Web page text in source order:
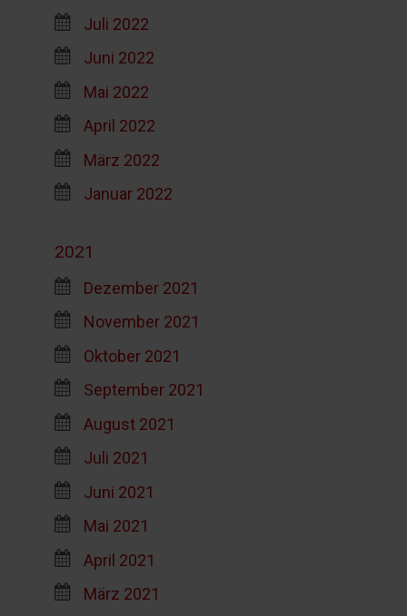
Juli 2022
Juni 2022
Mai 2022
April 2022
März 2022
Januar 2022
2021
Dezember 2021
November 2021
Oktober 2021
September 2021
August 2021
Juli 2021
Juni 2021
Mai 2021
April 2021
März 2021